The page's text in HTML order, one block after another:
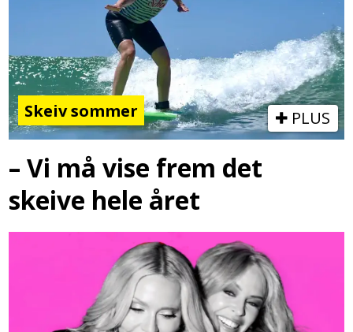
Skeiv sommer PLUS
– Vi må vise frem det
skeive hele året